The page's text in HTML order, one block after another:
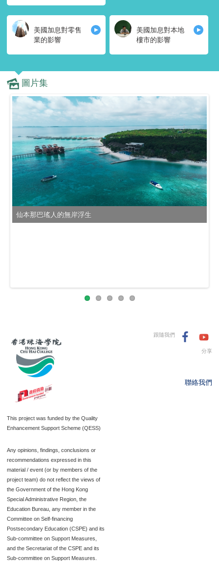
美國加息對零售
業的影響
美國加息對本地
樓市的影響
圖片集
仙本那巴瑤人的無岸浮生
This project was funded by the Quality
Enhancement Support Scheme (QESS)
Any opinions, findings, conclusions or
recommendations expressed in this
material / event (or by members of the
project team) do not reflect the views of
the Government of the Hong Kong
Special Administrative Region, the
Education Bureau, any member in the
Committee on Self-financing
Postsecondary Education (CSPE) and its
Sub-committee on Support Measures,
and the Secretariat of the CSPE and its
Sub-committee on Support Measures.
跟隨我們
分享
聯絡我們